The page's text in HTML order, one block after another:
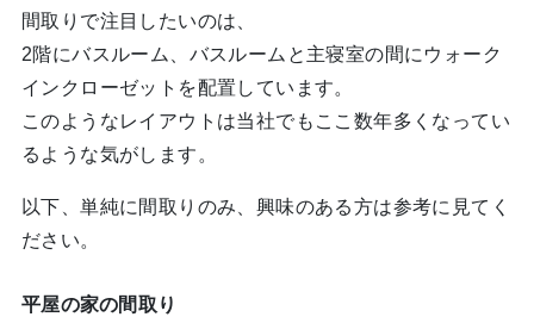
間取りで注目したいのは、
2階にバスルーム、バスルームと主寝室の間にウォーク
インクローゼットを配置しています。
このようなレイアウトは当社でもここ数年多くなってい
るような気がします。
以下、単純に間取りのみ、興味のある方は参考に見てく
ださい。
平屋の家の間取り